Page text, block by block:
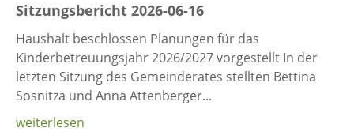
Sitzungsbericht 2026-06-16
Haushalt beschlossen Planungen für das
Kinderbetreuungsjahr 2026/2027 vorgestellt In der
letzten Sitzung des Gemeinderates stellten Bettina
Sosnitza und Anna Attenberger...
weiterlesen